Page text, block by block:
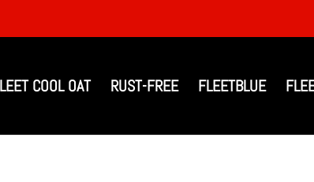
COOL OAT RUST-FREE FLEETBLUE